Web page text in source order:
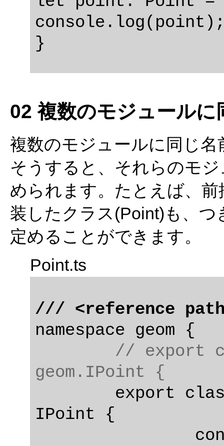
02 複数のモジュール
複数のモジュールに同じ
そうすると、それらのモ
められます。たとえば、
装したクラス(Point)も、
定めることができます。
Point.ts
/// <reference
namespace geom {
// export
geom.IPoint {
IPoint {